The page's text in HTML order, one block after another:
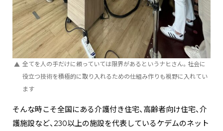
全てを人の手だけに頼っていては限界があるというナヒさん。社会に
役立つ技術を積極的に取り入れるための仕組み作りも視野に入れてい
ます
そんな時こそ全国にある介護付き住宅、高齢者向け住宅、介
護施設など、230以上の施設を代表しているケデムのネット